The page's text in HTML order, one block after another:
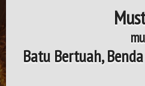
Batu Bertuah,